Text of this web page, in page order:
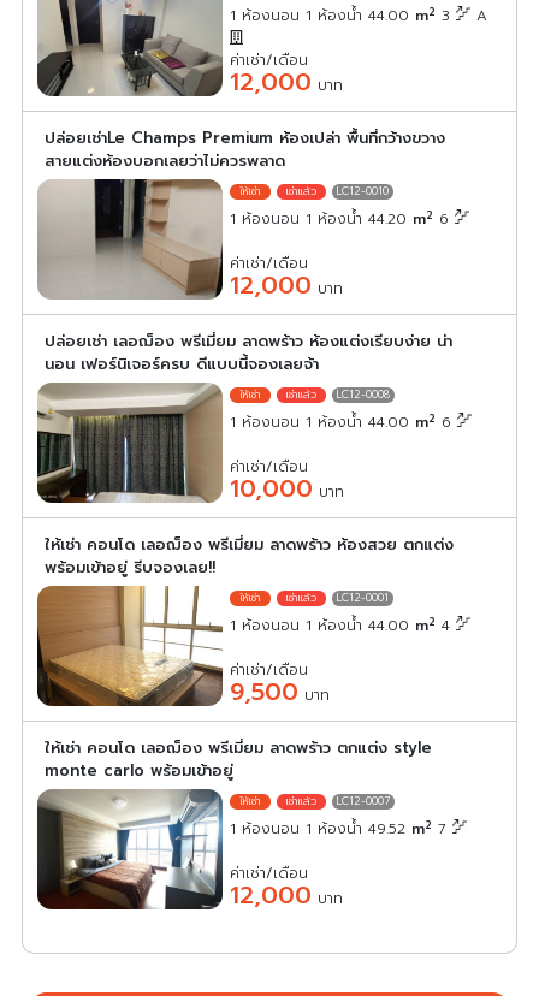
1 ห้องนอน 1 ห้องน้ำ 44.00 m2 3 A
ค่าเช่า/เดือน
12,000 บาท
ปล่อยเช่าLe Champs Premium ห้องเปล่า พื้นที่กว้างขวาง
สายแต่งห้องบอกเลยว่าไม่ควรพลาด
LC12-0010
1 ห้องนอน 1 ห้องน้ำ 44.20 m2 6
ค่าเช่า/เดือน
12,000 บาท
ปล่อยเช่า เลอฌ็อง พรีเมี่ยม ลาดพร้าว ห้องแต่งเรียบง่าย น่า
นอน เฟอร์นิเจอร์ครบ ดีแบบนี้จองเลยจ้า
LC12-0008
1 ห้องนอน 1 ห้องน้ำ 44.00 m2 6
ค่าเช่า/เดือน
10,000 บาท
ให้เช่า คอนโด เลอฌ็อง พรีเมี่ยม ลาดพร้าว ห้องสวย ตกแต่ง
พร้อมเข้าอยู่ รีบจองเลย!!
LC12-0001
1 ห้องนอน 1 ห้องน้ำ 44.00 m2 4
ค่าเช่า/เดือน
9,500 บาท
ให้เช่า คอนโด เลอฌ็อง พรีเมี่ยม ลาดพร้าว ตกแต่ง style
monte carlo พร้อมเข้าอยู่
LC12-0007
1 ห้องนอน 1 ห้องน้ำ 49.52 m2 7
ค่าเช่า/เดือน
12,000 บาท